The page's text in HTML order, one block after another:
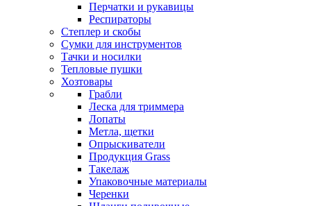
Перчатки и рукавицы
Респираторы
Степлер и скобы
Сумки для инструментов
Тачки и носилки
Тепловые пушки
Хозтовары
Грабли
Леска для триммера
Лопаты
Метла, щетки
Опрыскиватели
Продукция Grass
Такелаж
Упаковочные материалы
Черенки